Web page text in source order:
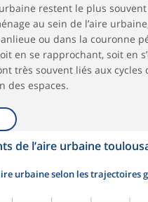
restent le plus
au sein de l’aire
ou dans la couronne
en se rapprochant, soit en
très souvent liés aux cycles
des espaces.
de l’aire urbaine
urbaine selon les trajectoires